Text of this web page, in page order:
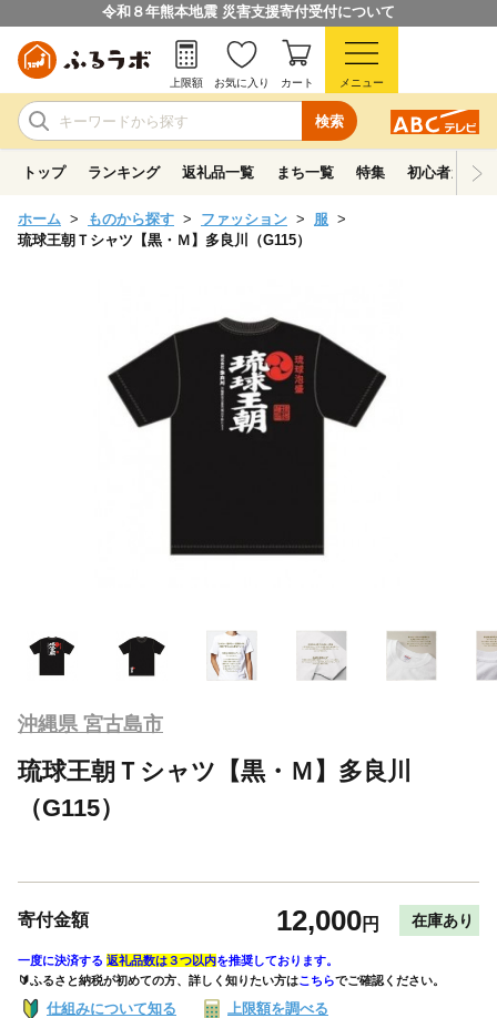
令和８年熊本地震 災害支援寄付受付について
検索
上限額 お気に入り カート メニュー
トップ ランキング 返礼品一覧 まち一覧 特集 初心者ガイド
ホーム ものから探す ファッション
服
琉球王朝Ｔシャツ【黒・Ｍ】多良川（G115）
沖縄県 宮古島市
琉球王朝Ｔシャツ【黒・Ｍ】多良川
（G115）
寄付金額 12,000円 在庫あり
一度に決済する 返礼品数は３つ以内を推奨しております。
🔰ふるさと納税が初めての方、詳しく知りたい方はこちらでご確認ください。
仕組みについて知る 上限額を調べる